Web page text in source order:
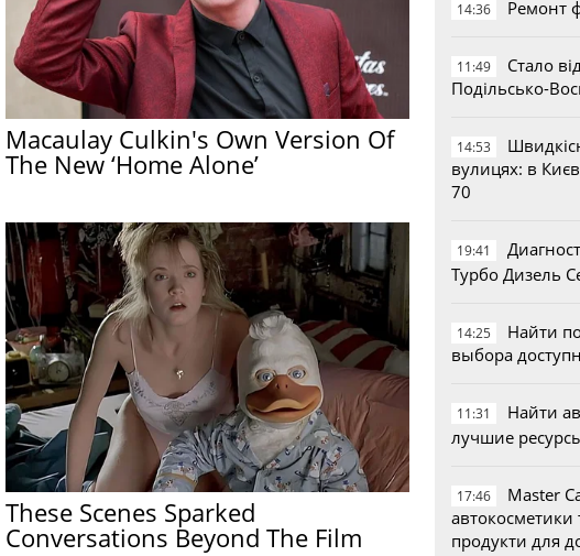
Macaulay Culkin's Own Version Of
The New ‘Home Alone’
These Scenes Sparked
Conversations Beyond The Film
14:36 Ремонт
11:49
Стало
Подільсько-
14:53
вулицях: в
70
19:41
Турбо Дизель
14:25
Найти
выбора
11:31
Найти
лучшие
17:46
Master
автокосметики
продукти для